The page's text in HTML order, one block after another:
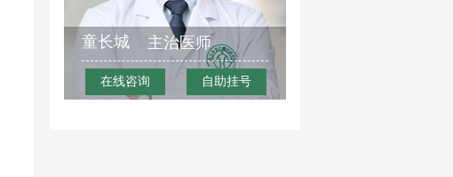
童长城 主治医师
在线咨询 自助挂号